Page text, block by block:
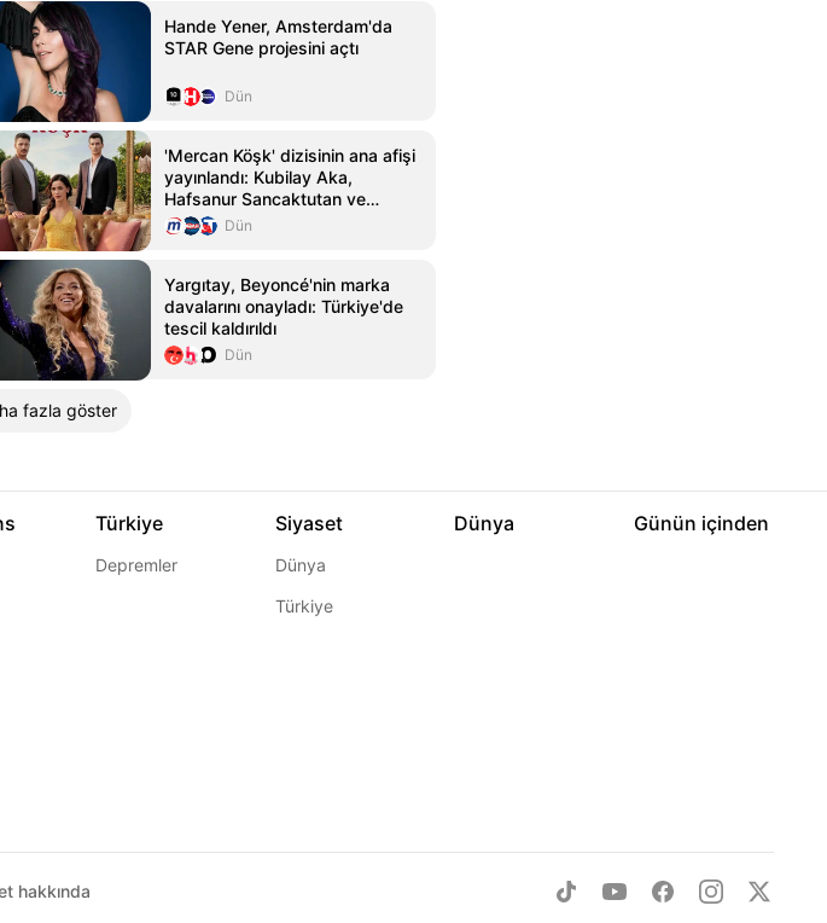
Hande Yener, Amsterdam'da
STAR Gene projesini açtı
Dün
'Mercan Köşk' dizisinin ana afişi
yayınlandı: Kubilay Aka,
Hafsanur Sancaktutan ve
Bertan Asllani
Dün
Yargıtay, Beyoncé'nin marka
davalarını onayladı: Türkiye'de
tescil kaldırıldı
Dün
fazla göster
Türkiye
Depremler
Siyaset
Dünya
Türkiye
Dünya Günün içinden
hakkında